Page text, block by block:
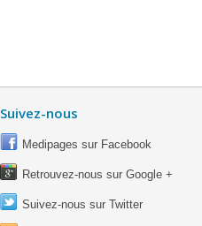
Suivez-nous
Medipages sur Facebook
Retrouvez-nous sur Google +
Suivez-nous sur Twitter